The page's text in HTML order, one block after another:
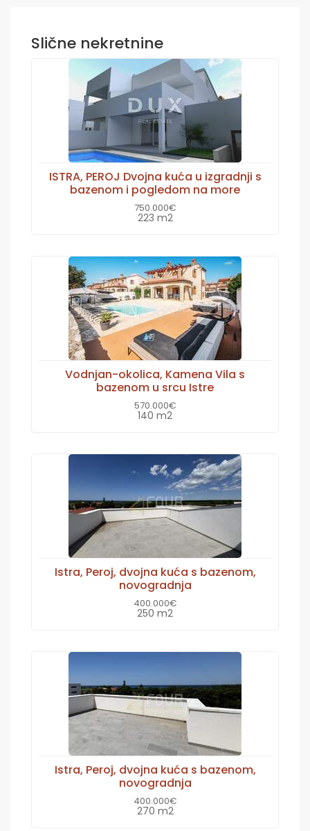
Slične nekretnine
ISTRA, PEROJ Dvojna kuća u izgradnji s
bazenom i pogledom na more
750.000€
223 m2
Vodnjan-okolica, Kamena Vila s
bazenom u srcu Istre
570.000€
140 m2
Istra, Peroj, dvojna kuća s bazenom,
novogradnja
400.000€
250 m2
Istra, Peroj, dvojna kuća s bazenom,
novogradnja
400.000€
270 m2